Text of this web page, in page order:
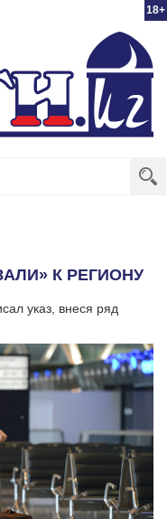
18+
К РЕГИОНУ
указ, внеся ряд